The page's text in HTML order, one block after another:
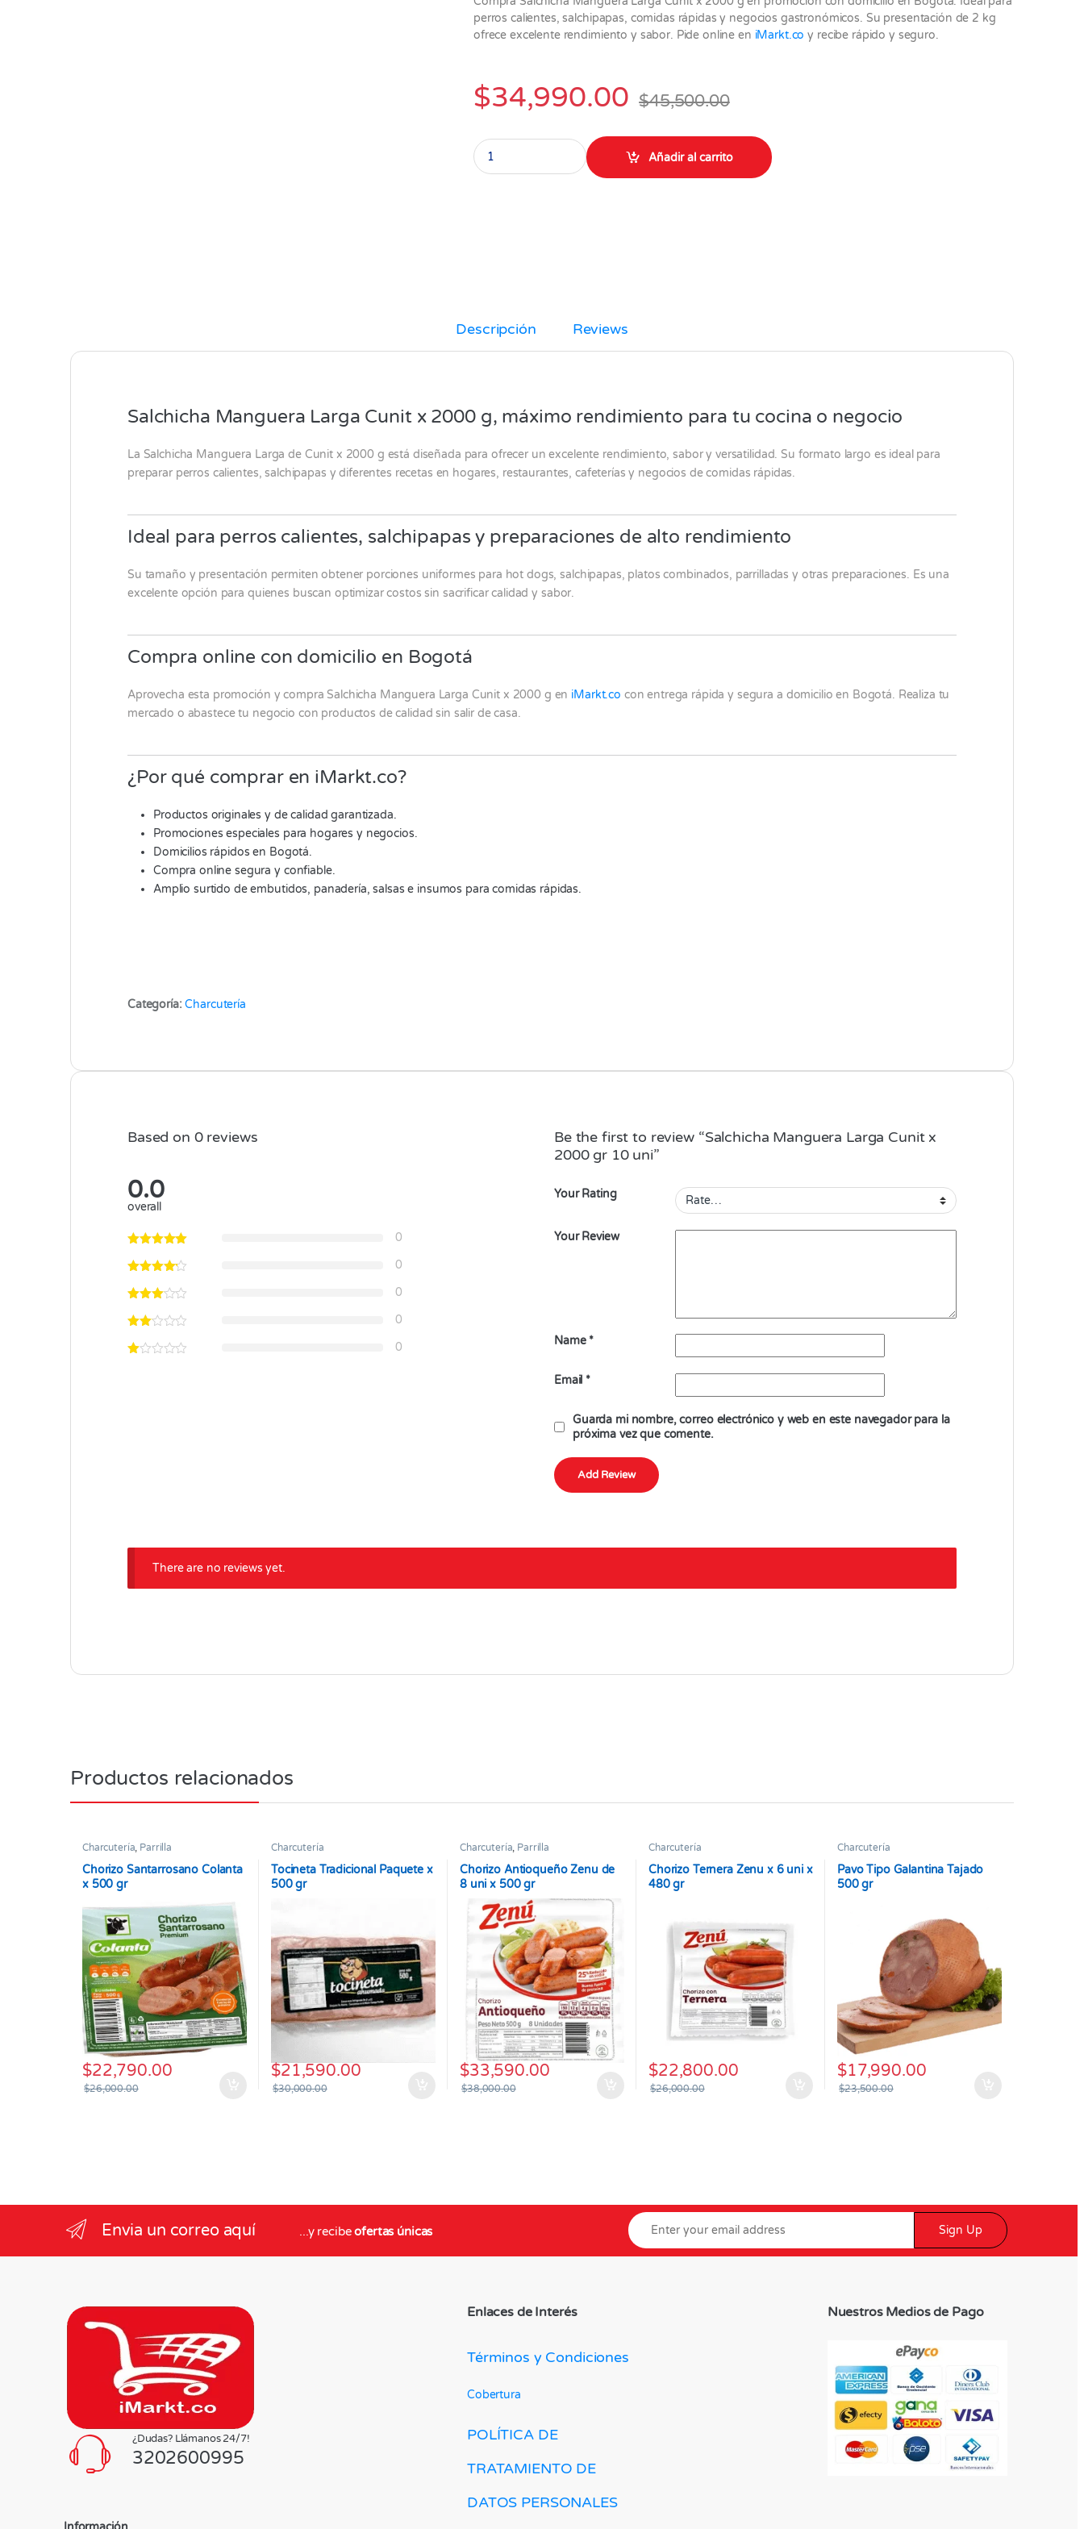
perros calientes, salchipapas, comidas rápidas y negocios gastronómicos. Su presentación de 2 kg
ofrece excelente rendimiento y sabor. Pide online en iMarkt.co y recibe rápido y seguro.
$34,990.00 $45,500.00
Salchicha Manguera Larga Cunit x 2000 gr 10 uni quantity
Añadir al carrito
Descripción Reviews
Salchicha Manguera Larga Cunit x 2000 g, máximo rendimiento para tu cocina o negocio
La Salchicha Manguera Larga de Cunitx 2000 g está diseñada para ofrecer un excelente rendimiento, sabor y versatilidad. Su formato largo es ideal para
preparar perros calientes, salchipapas y diferentes recetas en hogares, restaurantes, cafeterías y negocios de comidas rápidas.
Ideal para perros calientes, salchipapas y preparaciones de alto rendimiento
Su tamaño y presentación permiten obtener porciones uniformes para hot dogs, salchipapas, platos combinados, parrilladas y otras preparaciones. Es una
excelente opción para quienes buscan optimizar costos sin sacrificar calidad y sabor.
Compra online con domicilio en Bogotá
Aprovecha esta promoción y compra Salchicha Manguera Larga Cunit x 2000 g en iMarkt.co con entrega rápida y segura a domicilio en Bogotá. Realiza tu
mercado o abastece tu negocio con productos de calidad sin salir de casa.
¿Por qué comprar en iMarkt.co?
Productos originales y de calidad garantizada.
Promociones especiales para hogares y negocios.
Domicilios rápidos en Bogotá.
Compra online segura y confiable.
Amplio surtido de embutidos, panadería, salsas e insumos para comidas rápidas.
Categoría:Charcutería
Based on 0 reviews
0.0
overall
0
0
0
0
0
Be the first to review “Salchicha Manguera Larga Cunit x
2000 gr 10 uni”
Your Rating
Your Review
Name *
Email *
Guarda mi nombre, correo electrónico y web en este navegador para la
próxima vez que comente.
There are no reviews yet.
Productos relacionados
Charcutería, Parrilla
Chorizo Santarrosano Colanta
x 500 gr
$22,790.00
$26,000.00
Charcutería
Tocineta Tradicional Paquete x
500 gr
$21,590.00
$30,000.00
Charcutería, Parrilla
Chorizo Antioqueño Zenu de
8 uni x 500 gr
$33,590.00
$38,000.00
Charcutería
Chorizo Ternera Zenu x 6 uni x
480 gr
$22,800.00
$26,000.00
Charcutería
Pavo Tipo Galantina Tajado
500 gr
$17,990.00
$23,500.00
Envia un correo aquí ...y recibeofertas únicas Sign Up
¿Dudas? Llámanos 24/7!
3202600995
Enlaces de Interés
Términos y Condiciones
Cobertura
POLÍTICA DE
TRATAMIENTO DE
DATOS PERSONALES
Nuestros Medios de Pago